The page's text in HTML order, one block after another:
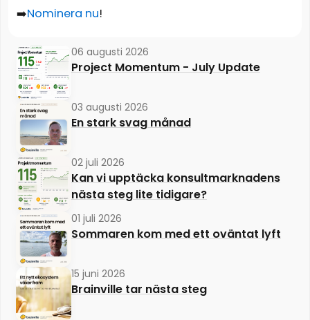
➡️Nominera nu!
06 augusti 2026
Project Momentum - July Update
03 augusti 2026
En stark svag månad
02 juli 2026
Kan vi upptäcka konsultmarknadens
nästa steg lite tidigare?
01 juli 2026
Sommaren kom med ett oväntat lyft
15 juni 2026
Brainville tar nästa steg